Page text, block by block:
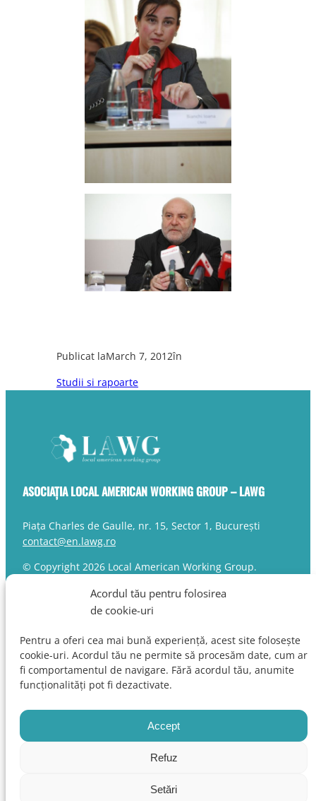
Acordul tău pentru folosirea
de cookie-uri
Pentru a oferi cea mai bună experiență, acest site folosește
cookie-uri. Acordul tău ne permite să procesăm date, cum ar
fi comportamentul de navigare. Fără acordul tău, anumite
funcționalități pot fi dezactivate.
Accept
Refuz
Setări
Publicat laMarch 7, 2012în
Studii si rapoarte
ASOCIAȚIA LOCAL AMERICAN WORKING GROUP – LAWG
Piața Charles de Gaulle, nr. 15, Sector 1, București
contact@en.lawg.ro
© Copyright 2026 Local American Working Group.
Ministerul Sănătății
Agenția Națională a Medicamentului și a Dispozitivelor
Medicale din România
Casa Națională de Asigurări de Sănătate
European Medicines Agency
European Federation of Pharmaceutical Industries and